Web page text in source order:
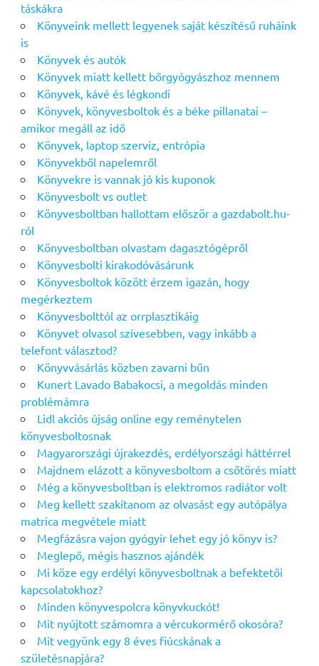
táskákra
Könyveink mellett legyenek saját készítésű ruháink
is
Könyvek és autók
Könyvek miatt kellett bőrgyógyászhoz mennem
Könyvek, kávé és légkondi
Könyvek, könyvesboltok és a béke pillanatai –
amikor megáll az idő
Könyvek, laptop szerviz, entrópia
Könyvekből napelemről
Könyvekre is vannak jó kis kuponok
Könyvesbolt vs outlet
Könyvesboltban hallottam először a gazdabolt.hu-
ról
Könyvesboltban olvastam dagasztógépről
Könyvesbolti kirakodóvásárunk
Könyvesboltok között érzem igazán, hogy
megérkeztem
Könyvesbolttól az orrplasztikáig
Könyvet olvasol szívesebben, vagy inkább a
telefont választod?
Könyvvásárlás közben zavarni bűn
Kunert Lavado Babakocsi, a megoldás minden
problémámra
Lidl akciós újság online egy reménytelen
könyvesboltosnak
Magyarországi újrakezdés, erdélyországi háttérrel
Majdnem elázott a könyvesboltom a csőtörés miatt
Még a könyvesboltban is elektromos radiátor volt
Meg kellett szakítanom az olvasást egy autópálya
matrica megvétele miatt
Megfázásra vajon gyógyír lehet egy jó könyv is?
Meglepő, mégis hasznos ajándék
Mi köze egy erdélyi könyvesboltnak a befektetői
kapcsolatokhoz?
Minden könyvespolcra könyvkuckót!
Mit nyújtott számomra a vércukormérő okosóra?
Mit vegyünk egy 8 éves fiúcskának a
születésnapjára?